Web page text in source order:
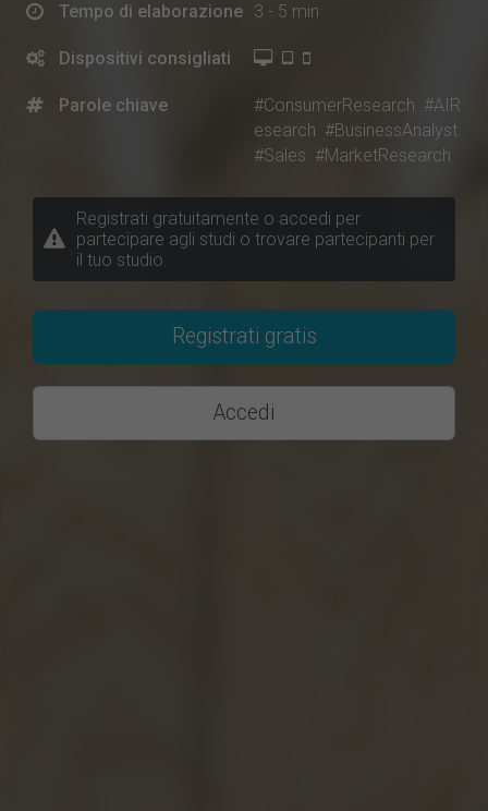
Tempo di elaborazione 3 - 5 min
Dispositivi consigliati
Parole chiave #ConsumerResearch #AIR
esearch #BusinessAnalyst
#Sales #MarketResearch
Registrati gratuitamente o accedi per
partecipare agli studi o trovare partecipanti per
il tuo studio.
Registrati gratis
Accedi